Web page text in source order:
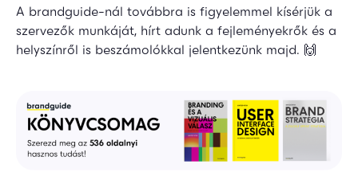
A brandguide-nál továbbra is figyelemmel kísérjük a
szervezők munkáját, hírt adunk a fejleményekrők és a
helyszínről is beszámolókkal jelentkezünk majd. 🙌